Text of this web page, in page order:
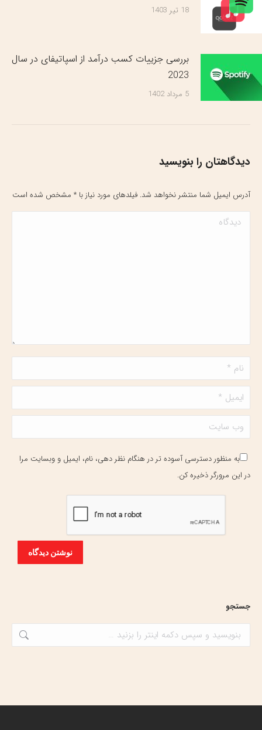
18 تیر 1403
بررسی جزییات کسب درآمد از اسپاتیفای در سال
2023
5 مرداد 1402
دیدگاهتان را بنویسید
آدرس ایمیل شما منتشر نخواهد شد. فیلدهای مورد نیاز با * مشخص شده است
دیدگاه
نام *
ایمیل *
وب سایت
به منظور دسترسی آسوده تر در هنگام نظر دهی، نام، ایمیل و وبسایت مرا
در این مرورگر ذخیره کن.
نوشتن دیدگاه
جستجو
جستجو: